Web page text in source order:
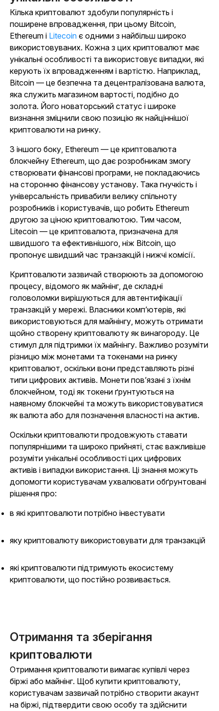
Кілька криптовалют здобули популярність і
поширене впровадження, при цьому Bitcoin,
Ethereum і Litecoin є одними з найбільш широко
використовуваних. Кожна з цих криптовалют має
унікальні особливості та використовує випадки, які
керують їх впровадженням і вартістю. Наприклад,
Bitcoin — це безпечна та децентралізована валюта,
яка служить магазином вартості, подібно до
золота. Його новаторський статус і широке
визнання зміцнили свою позицію як найціннішої
криптовалюти на ринку.
З іншого боку, Ethereum — це криптовалюта
блокчейну Ethereum, що дає розробникам змогу
створювати фінансові програми, не покладаючись
на сторонню фінансову установу. Така гнучкість і
універсальність привабили велику спільноту
розробників і користувачів, що робить Ethereum
другою за ціною криптовалютою. Тим часом,
Litecoin — це криптовалюта, призначена для
швидшого та ефективнішого, ніж Bitcoin, що
пропонує швидший час транзакцій і нижчі комісії.
Криптовалюти зазвичай створюють за допомогою
процесу, відомого як майнінг, де складні
головоломки вирішуються для автентифікації
транзакцій у мережі. Власники комп’ютерів, які
використовуються для майнінгу, можуть отримати
щойно створену криптовалюту як винагороду. Це
стимул для підтримки їх майнінгу. Важливо розуміти
різницю між монетами та токенами на ринку
криптовалют, оскільки вони представляють різні
типи цифрових активів. Монети пов’язані з їхнім
блокчейном, тоді як токени ґрунтуються на
наявному блокчейні та можуть використовуватися
як валюта або для позначення власності на актив.
Оскільки криптовалюти продовжують ставати
популярнішими та широко прийняті, стає важливіше
розуміти унікальні особливості цих цифрових
активів і випадки використання. Ці знання можуть
допомогти користувачам ухвалювати обґрунтовані
рішення про:
в які криптовалюти потрібно інвестувати
яку криптовалюту використовувати для транзакцій
які криптовалюти підтримують екосистему
криптовалюти, що постійно розвивається.
Отримання та зберігання
криптовалюти
Отримання криптовалюти вимагає купівлі через
біржі або майнінг. Щоб купити криптовалюту,
користувачам зазвичай потрібно створити акаунт
на біржі, підтвердити свою особу та здійснити